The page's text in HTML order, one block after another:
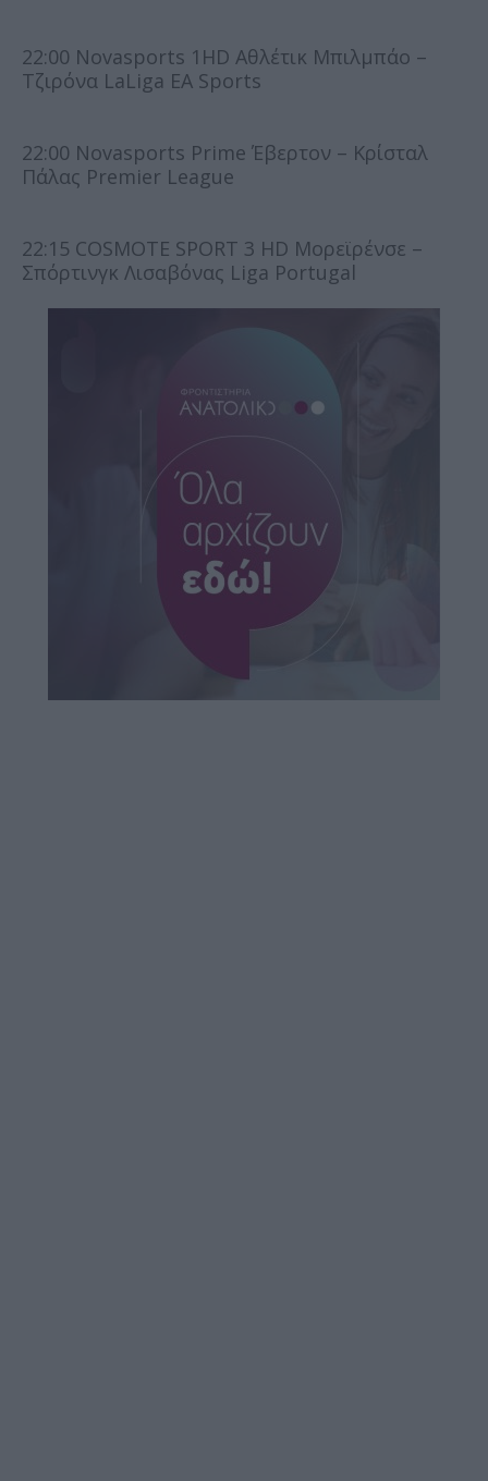
22:00 Novasports 1HD Αθλέτικ Μπιλμπάο –
Τζιρόνα LaLiga EA Sports
22:00 Novasports Prime Έβερτον – Κρίσταλ
Πάλας Premier League
22:15 COSMOTE SPORT 3 HD Μορεϊρένσε –
Σπόρτινγκ Λισαβόνας Liga Portugal